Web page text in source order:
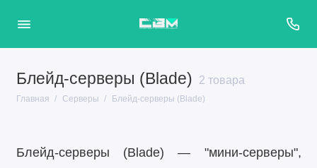
Блейд-серверы (Blade) 2 товара
Главная Серверы Блейд-серверы (Blade)
Блейд-серверы (Blade) — "мини-серверы",